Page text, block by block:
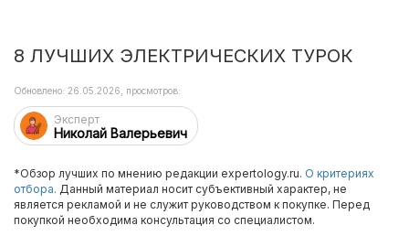
8 ЛУЧШИХ ЭЛЕКТРИЧЕСКИХ ТУРОК
Эксперт
Николай Валерьевич
Обновлено: 26.05.2026, просмотров:
*Обзор лучших по мнению редакции expertology.ru. О критериях
отбора. Данный материал носит субъективный характер, не
является рекламой и не служит руководством к покупке. Перед
покупкой необходима консультация со специалистом.